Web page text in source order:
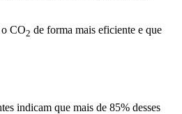
o CO2 de forma mais eficiente e que
indicam que mais de 85% desses